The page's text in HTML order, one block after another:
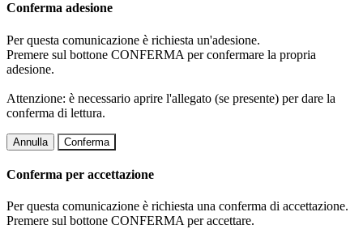
Conferma adesione
Per questa comunicazione è richiesta un'adesione.
Premere sul bottone CONFERMA per confermare la propria
adesione.
Attenzione: è necessario aprire l'allegato (se presente) per dare la
conferma di lettura.
Annulla Conferma
Conferma per accettazione
Per questa comunicazione è richiesta una conferma di accettazione.
Premere sul bottone CONFERMA per accettare.